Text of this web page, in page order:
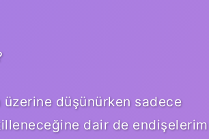
düşünürken sadece
dair de endişelerim